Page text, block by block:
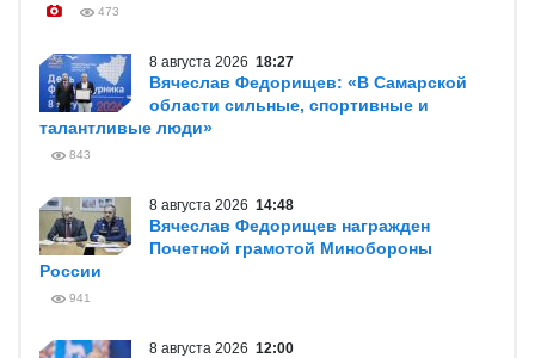
473
8 августа 2026 18:27
Вячеслав Федорищев: «В Самарской
области сильные, спортивные и
талантливые люди»
843
8 августа 2026 14:48
Вячеслав Федорищев награжден
Почетной грамотой Минобороны
России
941
8 августа 2026 12:00